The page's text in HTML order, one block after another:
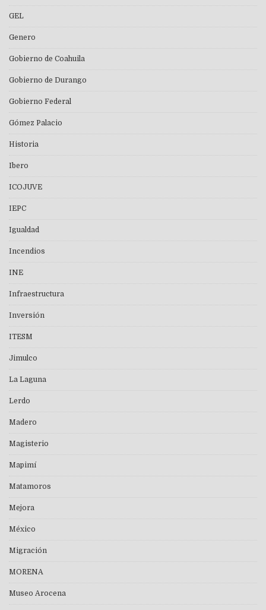
GEL
Genero
Gobierno de Coahuila
Gobierno de Durango
Gobierno Federal
Gómez Palacio
Historia
Ibero
ICOJUVE
IEPC
Igualdad
Incendios
INE
Infraestructura
Inversión
ITESM
Jimulco
La Laguna
Lerdo
Madero
Magisterio
Mapimí
Matamoros
Mejora
México
Migración
MORENA
Museo Arocena